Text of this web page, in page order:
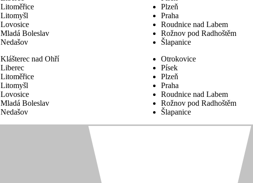
Litoměřice
Litomyšl
Lovosice
Mladá Boleslav
Nedašov
Plzeň
Praha
Roudnice nad Labem
Rožnov pod Radhoštěm
Šlapanice
Klášterec nad Ohří
Liberec
Litoměřice
Litomyšl
Lovosice
Mladá Boleslav
Nedašov
Otrokovice
Písek
Plzeň
Praha
Roudnice nad Labem
Rožnov pod Radhoštěm
Šlapanice